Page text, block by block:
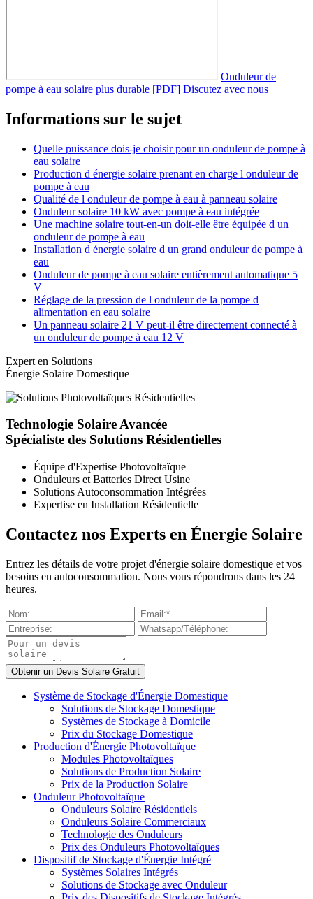
Onduleur de
pompe à eau solaire plus durable [PDF] Discutez avec nous
Informations sur le sujet
Quelle puissance dois-je choisir pour un onduleur de pompe à
eau solaire
Production d énergie solaire prenant en charge l onduleur de
pompe à eau
Qualité de l onduleur de pompe à eau à panneau solaire
Onduleur solaire 10 kW avec pompe à eau intégrée
Une machine solaire tout-en-un doit-elle être équipée d un
onduleur de pompe à eau
Installation d énergie solaire d un grand onduleur de pompe à
eau
Onduleur de pompe à eau solaire entièrement automatique 5
V
Réglage de la pression de l onduleur de la pompe d
alimentation en eau solaire
Un panneau solaire 21 V peut-il être directement connecté à
un onduleur de pompe à eau 12 V
Expert en Solutions
Énergie Solaire Domestique
Technologie Solaire Avancée
Spécialiste des Solutions Résidentielles
Équipe d'Expertise Photovoltaïque
Onduleurs et Batteries Direct Usine
Solutions Autoconsommation Intégrées
Expertise en Installation Résidentielle
Contactez nos Experts en Énergie Solaire
Entrez les détails de votre projet d'énergie solaire domestique et vos
besoins en autoconsommation. Nous vous répondrons dans les 24
heures.
Système de Stockage d'Énergie Domestique
Solutions de Stockage Domestique
Systèmes de Stockage à Domicile
Prix du Stockage Domestique
Production d'Énergie Photovoltaïque
Modules Photovoltaïques
Solutions de Production Solaire
Prix de la Production Solaire
Onduleur Photovoltaïque
Onduleurs Solaire Résidentiels
Onduleurs Solaire Commerciaux
Technologie des Onduleurs
Prix des Onduleurs Photovoltaïques
Dispositif de Stockage d'Énergie Intégré
Systèmes Solaires Intégrés
Solutions de Stockage avec Onduleur